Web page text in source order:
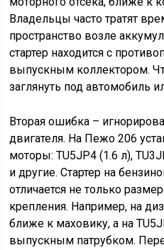
Владельцы часто тратят
пространство возле
стартер находится с
выпускным коллектором.
заглянуть под автомобиль
Вторая ошибка –
двигателя. На Пежо 206
моторы: TU5JP4 (1.6 л),
и другие. Стартер на
отличается не только
крепления. Например, на
ближе к маховику, а на
выпускным патрубком.